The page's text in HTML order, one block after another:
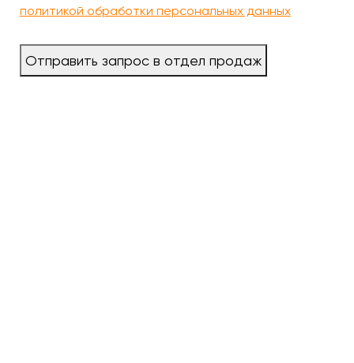
политикой обработки персональных данных
Отправить запрос в отдел продаж